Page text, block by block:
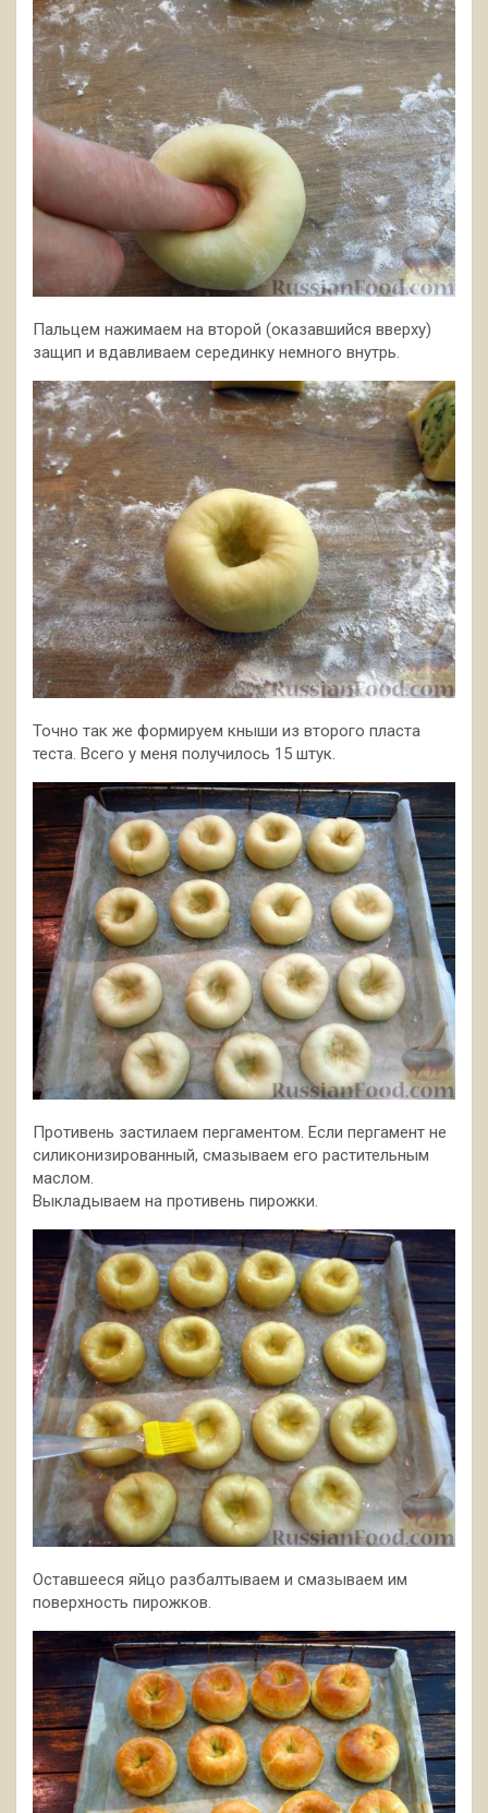
Пальцем нажимаем на второй (оказавшийся вверху)
защип и вдавливаем серединку немного внутрь.
Точно так же формируем кныши из второго пласта
теста. Всего у меня получилось 15 штук.
Противень застилаем пергаментом. Если пергамент не
силиконизированный, смазываем его растительным
маслом.
Выкладываем на противень пирожки.
Оставшееся яйцо разбалтываем и смазываем им
поверхность пирожков.